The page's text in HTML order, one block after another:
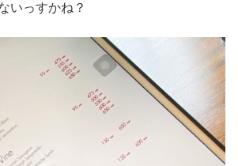
いっすかね？